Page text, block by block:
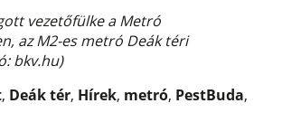
vezetőfülke a Metró
az M2-es metró Deák téri
bkv.hu)
, Deák tér, Hírek, metró, PestBuda,